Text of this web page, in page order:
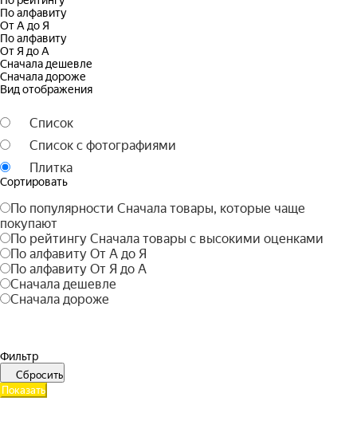
По алфавиту
От А до Я
По алфавиту
От Я до А
Сначала дешевле
Сначала дороже
Вид отображения
Список
Список с фотографиями
Плитка
Сортировать
По популярности Сначала товары, которые чаще
покупают
По рейтингу Сначала товары с высокими оценками
По алфавиту От А до Я
По алфавиту От Я до А
Сначала дешевле
Сначала дороже
Фильтр
Сбросить
Показать